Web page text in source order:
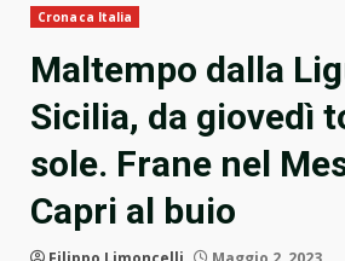
Cronaca Italia
Maltempo dalla
Sicilia, da giovedì
sole. Frane nel
Capri al buio